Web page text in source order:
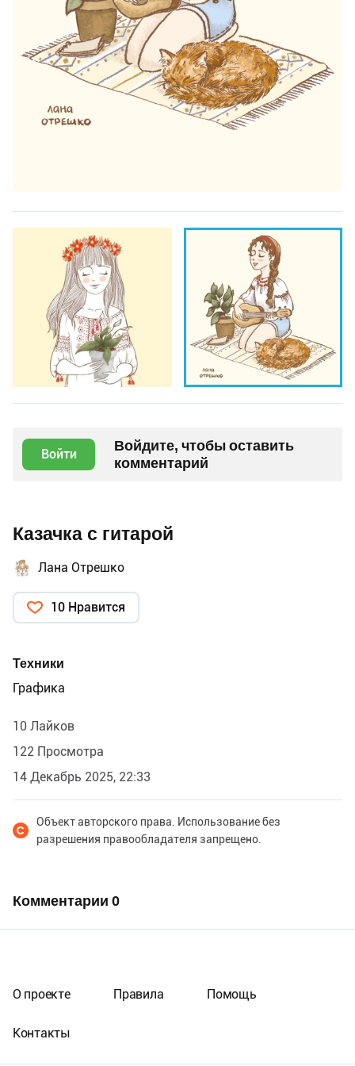
Войти
Войдите, чтобы оставить
комментарий
Казачка с гитарой
Лана Отрешко
10 Нравится
Техники
Графика
10 Лайков
122 Просмотра
14 Декабрь 2025, 22:33
Объект авторского права. Использование без
разрешения правообладателя запрещено.
Комментарии 0
О проекте Правила Помощь
Контакты